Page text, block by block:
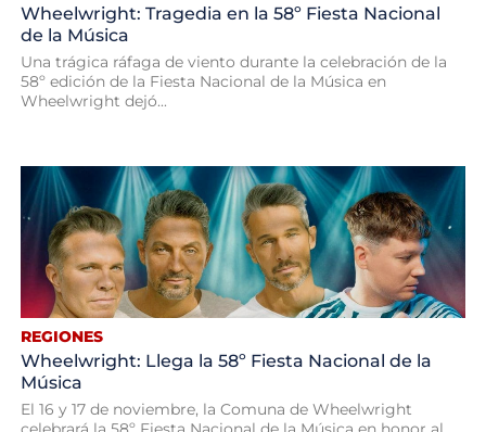
Wheelwright: Tragedia en la 58º Fiesta Nacional
de la Música
Una trágica ráfaga de viento durante la celebración de la
58º edición de la Fiesta Nacional de la Música en
Wheelwright dejó...
REGIONES
Wheelwright: Llega la 58º Fiesta Nacional de la
Música
El 16 y 17 de noviembre, la Comuna de Wheelwright